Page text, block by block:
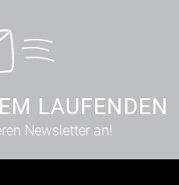
LAUFENDEN
Newsletter an!